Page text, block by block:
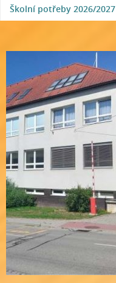
Školní potřeby 2026/2027